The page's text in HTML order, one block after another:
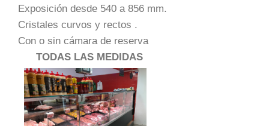
Exposición desde 540 a 856 mm.
Cristales curvos y rectos .
Con o sin cámara de reserva
TODAS LAS MEDIDAS